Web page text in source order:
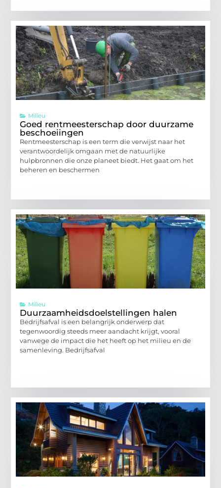
Milieu
Goed rentmeesterschap door duurzame
beschoeiingen
Rentmeesterschap is een term die verwijst naar het
verantwoordelijk omgaan met de natuurlijke
hulpbronnen die onze planeet biedt. Het gaat om het
beheren en beschermen
Milieu
Duurzaamheidsdoelstellingen halen
Bedrijfsafval is een belangrijk onderwerp dat
tegenwoordig steeds meer aandacht krijgt, vooral
vanwege de impact die het heeft op het milieu en de
samenleving. Bedrijfsafval